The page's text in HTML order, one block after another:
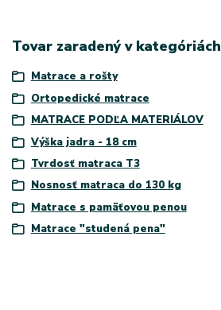
Tovar zaradený v kategóriách
Matrace a rošty
Ortopedické matrace
MATRACE PODĽA MATERIÁLOV
Výška jadra - 18 cm
Tvrdosť matraca T3
Nosnosť matraca do 130 kg
Matrace s pamäťovou penou
Matrace "studená pena"